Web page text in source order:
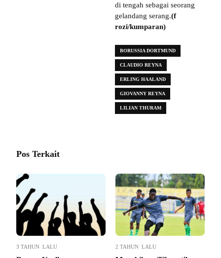
di tengah sebagai seorang
gelandang serang.(f
rozi/kumparan)
BORUSSIA DORTMUND
CLAUDIO REYNA
ERLING HAALAND
GIOVANNY REYNA
LILIAN THURAM
Pos Terkait
3 TAHUN LALU 2 TAHUN LALU